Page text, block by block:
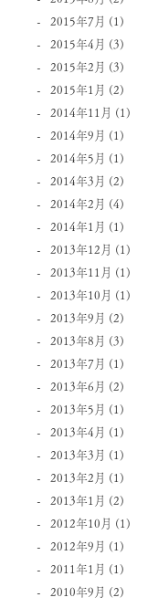
2015年7月 (1)
2015年4月 (3)
2015年2月 (3)
2015年1月 (2)
2014年11月 (1)
2014年9月 (1)
2014年5月 (1)
2014年3月 (2)
2014年2月 (4)
2014年1月 (1)
2013年12月 (1)
2013年11月 (1)
2013年10月 (1)
2013年9月 (2)
2013年8月 (3)
2013年7月 (1)
2013年6月 (2)
2013年5月 (1)
2013年4月 (1)
2013年3月 (1)
2013年2月 (1)
2013年1月 (2)
2012年10月 (1)
2012年9月 (1)
2011年1月 (1)
2010年9月 (2)